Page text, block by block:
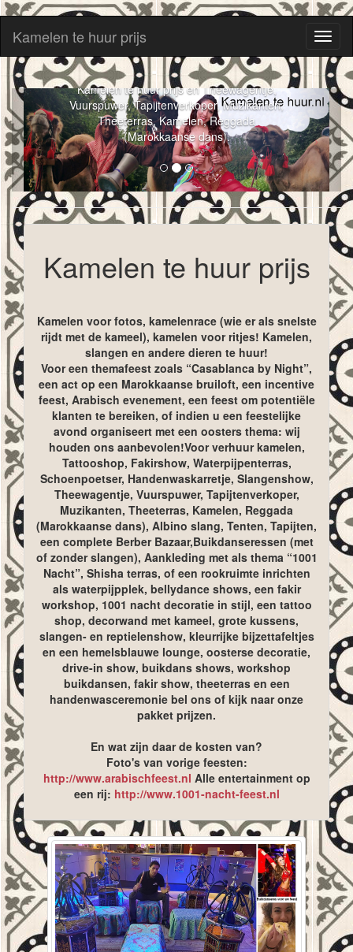
Kamelen te huur prijs
Kamelen te huur prijs en Theewagentje,
Vuurspuwer, Tapijtenverkoper, Muzikanten,
Theeterras, Kamelen, Reggada
(Marokkaanse dans).
Kamelen te huur prijs
Kamelen voor fotos, kamelenrace (wie er als snelste
rijdt met de kameel), kamelen voor ritjes! Kamelen,
slangen en andere dieren te huur!
Voor een themafeest zoals “Casablanca by Night”,
een act op een Marokkaanse bruiloft, een incentive
feest, Arabisch evenement, een feest om potentiële
klanten te bereiken, of indien u een feestelijke
avond organiseert met een oosters thema: wij
houden ons aanbevolen!Voor verhuur kamelen,
Tattooshop, Fakirshow, Waterpijpenterras,
Schoenpoetser, Handenwaskarretje, Slangenshow,
Theewagentje, Vuurspuwer, Tapijtenverkoper,
Muzikanten, Theeterras, Kamelen, Reggada
(Marokkaanse dans), Albino slang, Tenten, Tapijten,
een complete Berber Bazaar,Buikdanseressen (met
of zonder slangen), Aankleding met als thema “1001
Nacht”, Shisha terras, of een rookruimte inrichten
als waterpijpplek, bellydance shows, een fakir
workshop, 1001 nacht decoratie in stijl, een tattoo
shop, decorwand met kameel, grote kussens,
slangen- en reptielenshow, kleurrijke bijzettafeltjes
en een hemelsblauwe lounge, oosterse decoratie,
drive-in show, buikdans shows, workshop
buikdansen, fakir show, theeterras en een
handenwasceremonie bel ons of kijk naar onze
pakket prijzen.
En wat zijn daar de kosten van?
Foto's van vorige feesten:
http://www.arabischfeest.nl Alle entertainment op
een rij: http://www.1001-nacht-feest.nl